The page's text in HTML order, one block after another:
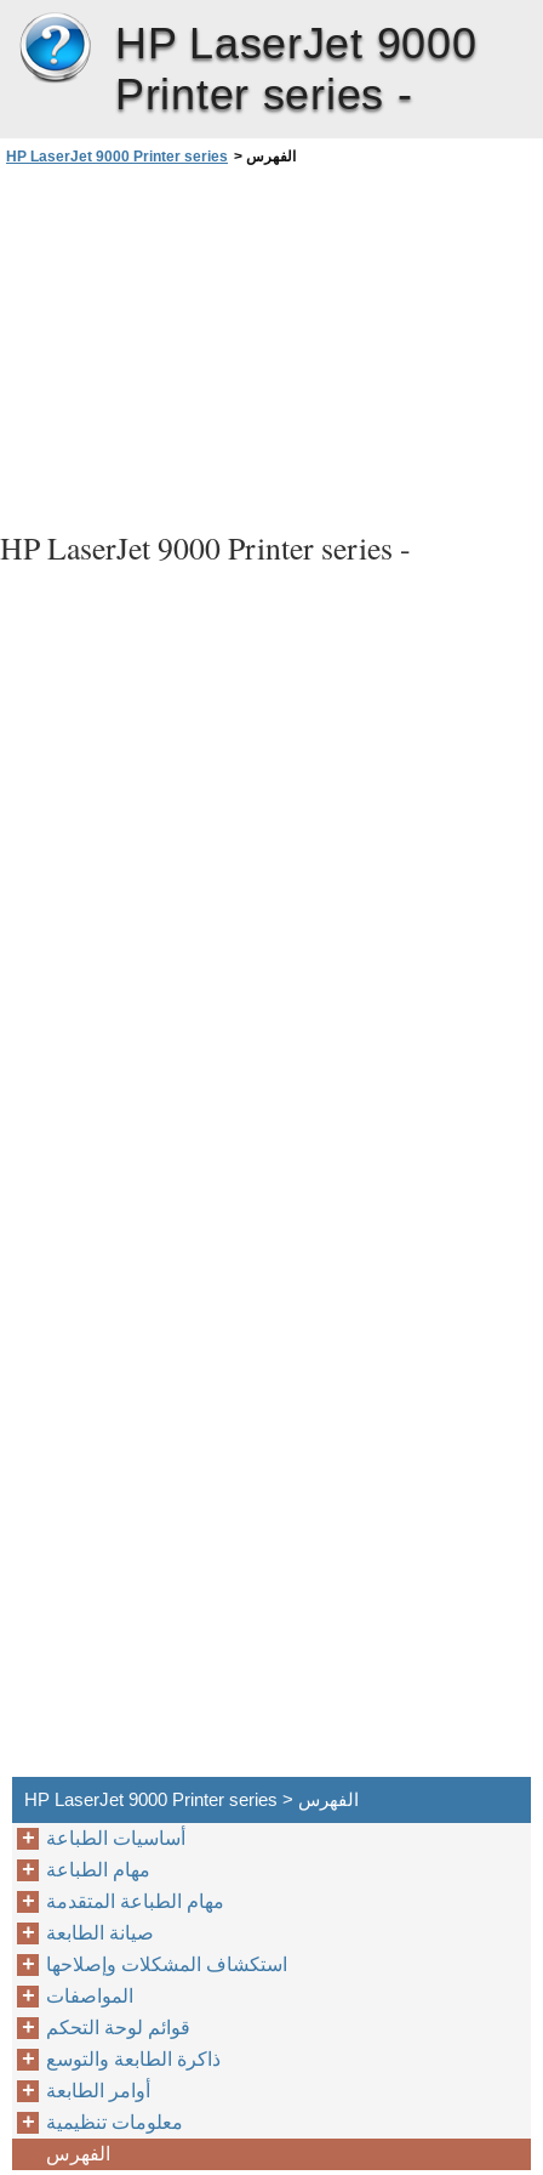
HP LaserJet 9000
Printer series -
HP LaserJet 9000 Printer series > الفهرس
HP LaserJet 9000 Printer series -
HP LaserJet 9000 Printer series > الفهرس
أساسيات الطباعة
مهام الطباعة
مهام الطباعة المتقدمة
صيانة الطابعة
استكشاف المشكلات وإصلاحها
المواصفات
قوائم لوحة التحكم
ذاكرة الطابعة والتوسع
أوامر الطابعة
معلومات تنظيمية
الفهرس